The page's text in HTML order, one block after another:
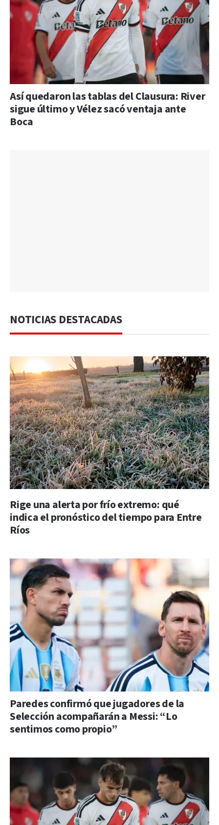
Así quedaron las tablas del Clausura: River
sigue último y Vélez sacó ventaja ante
Boca
NOTICIAS DESTACADAS
Rige una alerta por frío extremo: qué
indica el pronóstico del tiempo para Entre
Ríos
Paredes confirmó que jugadores de la
Selección acompañarán a Messi: “Lo
sentimos como propio”